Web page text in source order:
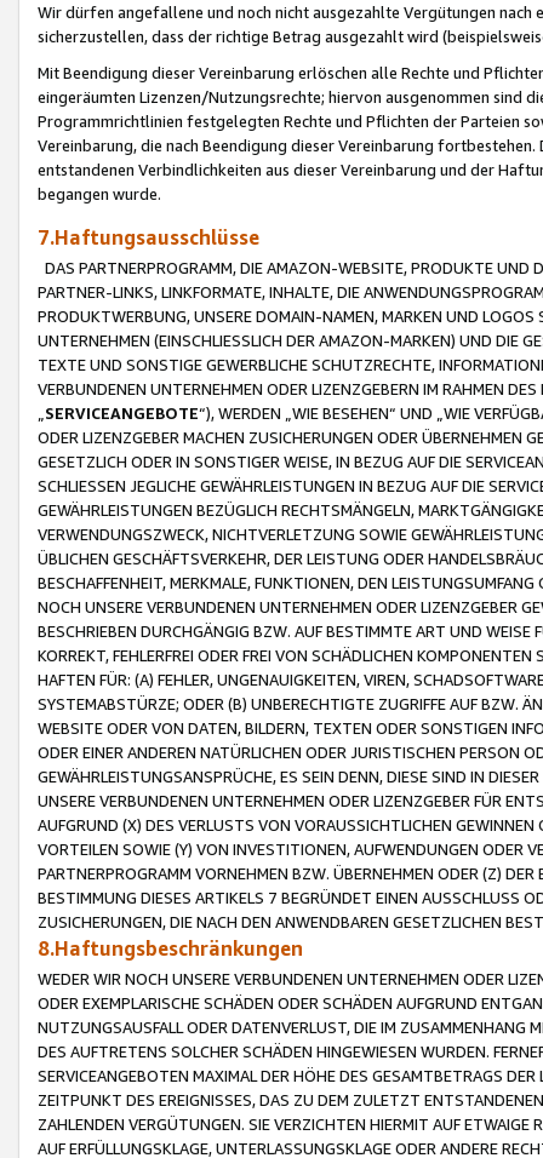
Wir dürfen angefallene und noch nicht ausgezahlte Vergütungen
sicherzustellen, dass der richtige Betrag ausgezahlt wird
Mit Beendigung dieser Vereinbarung erlöschen alle Rechte und
eingeräumten Lizenzen/Nutzungsrechte; hiervon ausgenommen sind
Programmrichtlinien festgelegten Rechte und Pflichten der Parteien
Vereinbarung, die nach Beendigung dieser Vereinbarung
entstandenen Verbindlichkeiten aus dieser Vereinbarung und der
begangen wurde.
7.Haftungsausschlüsse
DAS PARTNERPROGRAMM, DIE AMAZON-WEBSITE, PRODUKTE UND
PARTNER-LINKS, LINKFORMATE, INHALTE, DIE
PRODUKTWERBUNG, UNSERE DOMAIN-NAMEN, MARKEN UND
UNTERNEHMEN (EINSCHLIESSLICH DER AMAZON-MARKEN) UND DIE
TEXTE UND SONSTIGE GEWERBLICHE SCHUTZRECHTE,
VERBUNDENEN UNTERNEHMEN ODER LIZENZGEBERN IM RAHMEN
SERVICEANGEBOTE“), WERDEN „WIE BESEHEN“ UND „WIE
ODER LIZENZGEBER MACHEN ZUSICHERUNGEN ODER ÜBERNEHMEN
GESETZLICH ODER IN SONSTIGER WEISE, IN BEZUG AUF DIE
SCHLIESSEN JEGLICHE GEWÄHRLEISTUNGEN IN BEZUG AUF DIE
GEWÄHRLEISTUNGEN BEZÜGLICH RECHTSMÄNGELN,
VERWENDUNGSZWECK, NICHTVERLETZUNG SOWIE
ÜBLICHEN GESCHÄFTSVERKEHR, DER LEISTUNG ODER
BESCHAFFENHEIT, MERKMALE, FUNKTIONEN, DEN
NOCH UNSERE VERBUNDENEN UNTERNEHMEN ODER LIZENZGEBER
BESCHRIEBEN DURCHGÄNGIG BZW. AUF BESTIMMTE ART UND
KORREKT, FEHLERFREI ODER FREI VON SCHÄDLICHEN
HAFTEN FÜR: (A) FEHLER, UNGENAUIGKEITEN, VIREN,
SYSTEMABSTÜRZE; ODER (B) UNBERECHTIGTE ZUGRIFFE AUF BZW.
WEBSITE ODER VON DATEN, BILDERN, TEXTEN ODER SONSTIGEN
ODER EINER ANDEREN NATÜRLICHEN ODER JURISTISCHEN PERSON
GEWÄHRLEISTUNGSANSPRÜCHE, ES SEIN DENN, DIESE SIND IN
UNSERE VERBUNDENEN UNTERNEHMEN ODER LIZENZGEBER FÜR
AUFGRUND (X) DES VERLUSTS VON VORAUSSICHTLICHEN
VORTEILEN SOWIE (Y) VON INVESTITIONEN, AUFWENDUNGEN ODER
PARTNERPROGRAMM VORNEHMEN BZW. ÜBERNEHMEN ODER (Z)
BESTIMMUNG DIESES ARTIKELS 7 BEGRÜNDET EINEN AUSSCHLUSS
ZUSICHERUNGEN, DIE NACH DEN ANWENDBAREN GESETZLICHEN
8.Haftungsbeschränkungen
WEDER WIR NOCH UNSERE VERBUNDENEN UNTERNEHMEN ODER
ODER EXEMPLARISCHE SCHÄDEN ODER SCHÄDEN AUFGRUND
NUTZUNGSAUSFALL ODER DATENVERLUST, DIE IM ZUSAMMENHANG
DES AUFTRETENS SOLCHER SCHÄDEN HINGEWIESEN WURDEN.
SERVICEANGEBOTEN MAXIMAL DER HÖHE DES GESAMTBETRAGS
ZEITPUNKT DES EREIGNISSES, DAS ZU DEM ZULETZT
ZAHLENDEN VERGÜTUNGEN. SIE VERZICHTEN HIERMIT AUF
AUF ERFÜLLUNGSKLAGE, UNTERLASSUNGSKLAGE ODER ANDERE